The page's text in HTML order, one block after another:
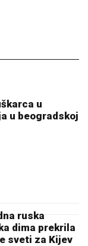
u
u beogradskoj
ruska
dima prekrila
sveti za Kijev